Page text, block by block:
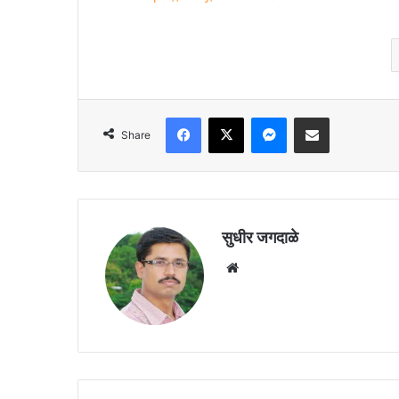
Share
Facebook
X Messenger
Share via Email
सुधीर जगदाळे